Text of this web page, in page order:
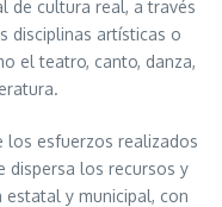
de cultura real, a través
disciplinas artísticas o
el teatro, canto, danza,
los esfuerzos realizados
dispersa los recursos y
y municipal, con